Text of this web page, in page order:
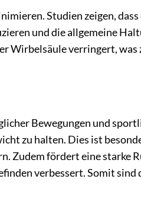
Studien zeigen,
und die allgemeine
Wirbelsäule verringert, was
Bewegungen und
zu halten. Dies ist
Zudem fördert eine starke
verbessert. Somit